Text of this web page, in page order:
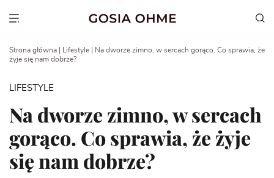
Show menu
Strona główna Lifestyle
Na dworze zimno, w sercach gorąco. Co sprawia, że
żyje się nam dobrze?
LIFESTYLE
Na dworze zimno, w sercach
gorąco. Co sprawia, że żyje
się nam dobrze?